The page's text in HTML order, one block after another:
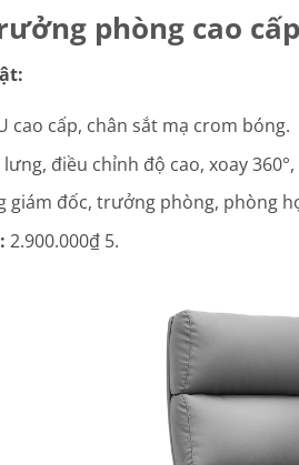
phòng cao
cao cấp, chân sắt mạ crom bóng.
lưng, điều chỉnh độ cao, xoay
giám đốc, trưởng phòng, phòng
2.900.000₫ 5.